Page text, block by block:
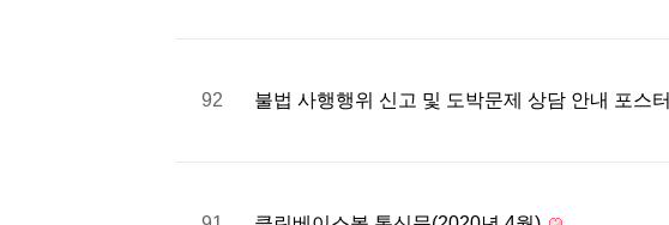
92 불법 사행행위 신고 및 도박문제 상담 안내 포스터